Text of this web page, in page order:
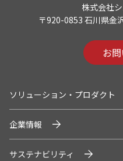
個人情報の取り扱いについて
外部送信ポリシー
サイトのご利用について
反社会的勢力に対する基本
カスタマーハラスメントに関
電子公告
ソーシャルメディアポリシー
システムサポートホールデ
株式会社
〒920-0853 石川県金
お
ソリューション・プロダクト
企業情報
サステナビリティ